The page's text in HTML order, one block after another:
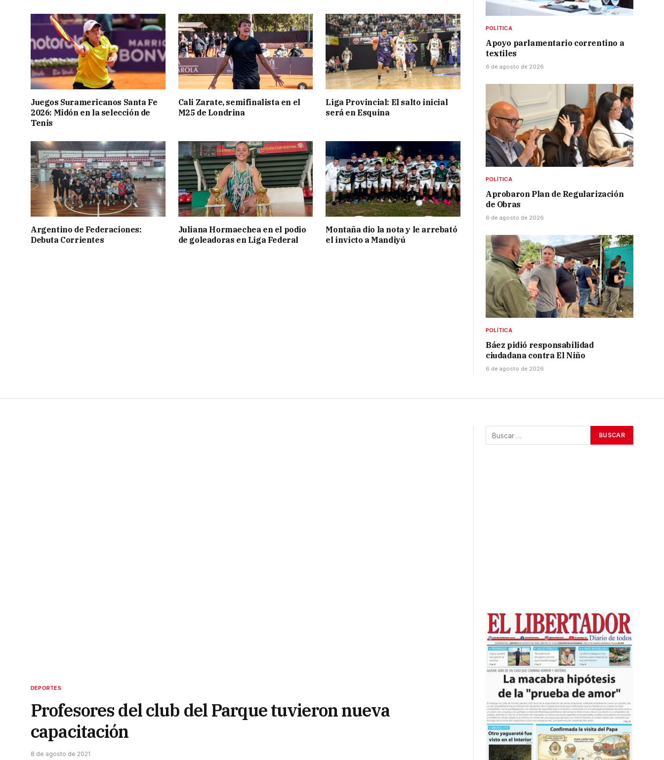
Juegos Suramericanos Santa Fe
2026: Midón en la selección de
Tenis
Cali Zarate, semifinalista en el
M25 de Londrina
Liga Provincial: El salto inicial
será en Esquina
Argentino de Federaciones:
Debuta Corrientes
Juliana Hormaechea en el podio
de goleadoras en Liga Federal
Montaña dio la nota y le arrebató
el invicto a Mandiyú
POLÍTICA
Apoyo parlamentario correntino a
textiles
6 de agosto de 2026
POLÍTICA
Aprobaron Plan de Regularización
de Obras
6 de agosto de 2026
POLÍTICA
Báez pidió responsabilidad
ciudadana contra El Niño
6 de agosto de 2026
DEPORTES
Profesores del club del Parque tuvieron nueva
capacitación
8 de agosto de 2021